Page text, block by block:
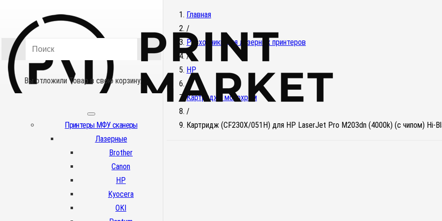
Вы отложилиТовар в свою корзину.
Принтеры МФУ сканеры
Лазерные
Brother
Canon
HP
Kyocera
OKI
Главная
/
Расходники для лазерных принтеров
/
HP
/
Картриджи монохром
/
Картридж (CF230X/051H) для HP LaserJet Pro M203dn (4000k) (с чипом) Hi-